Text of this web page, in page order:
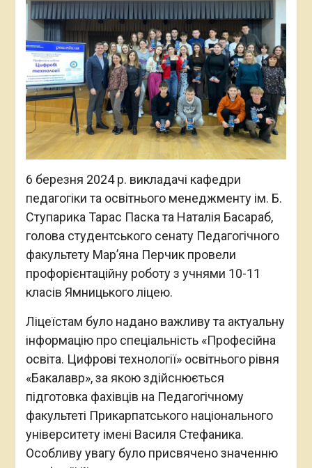
6 березня 2024 р. викладачі кафедри
педагогіки та освітнього менеджменту ім. Б.
Ступарика Тарас Паска та Наталія Басараб,
голова студентського сенату Педагогічного
факультету Марʼяна Перчик провели
профорієнтаційну роботу з учнями 10-11
класів Ямницького ліцею.
Ліцеїстам було надано важливу та актуальну
інформацію про спеціальність «Професійна
освіта. Цифрові технології» освітнього рівня
«Бакалавр», за якою здійснюється
підготовка фахівців на Педагогічному
факультеті Прикарпатського національного
університету імені Василя Стефаника.
Особливу увагу було присвячено значенню